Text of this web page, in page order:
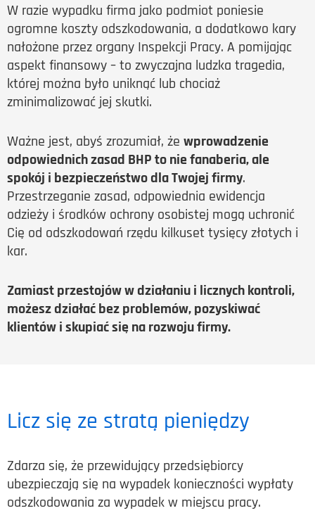
W razie wypadku firma jako podmiot poniesie
ogromne koszty odszkodowania, a dodatkowo kary
nałożone przez organy Inspekcji Pracy. A pomijając
aspekt finansowy – to zwyczajna ludzka tragedia,
której można było uniknąć lub chociaż
zminimalizować jej skutki.
Ważne jest, abyś zrozumiał, że wprowadzenie
odpowiednich zasad BHP to nie fanaberia, ale
spokój i bezpieczeństwo dla Twojej firmy.
Przestrzeganie zasad, odpowiednia ewidencja
odzieży i środków ochrony osobistej mogą uchronić
Cię od odszkodowań rzędu kilkuset tysięcy złotych i
kar.
Zamiast przestojów w działaniu i licznych kontroli,
możesz działać bez problemów, pozyskiwać
klientów i skupiać się na rozwoju firmy.
Licz się ze stratą pieniędzy
Zdarza się, że przewidujący przedsiębiorcy
ubezpieczają się na wypadek konieczności wypłaty
odszkodowania za wypadek w miejscu pracy.